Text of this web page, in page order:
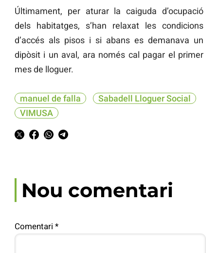
Últimament, per aturar la caiguda d’ocupació
dels habitatges, s’han relaxat les condicions
d’accés als pisos i si abans es demanava un
dipòsit i un aval, ara només cal pagar el primer
mes de lloguer.
manuel de falla
Sabadell Lloguer Social
VIMUSA
Nou comentari
Comentari *